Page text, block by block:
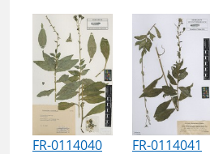
FR-0114040 FR-0114041